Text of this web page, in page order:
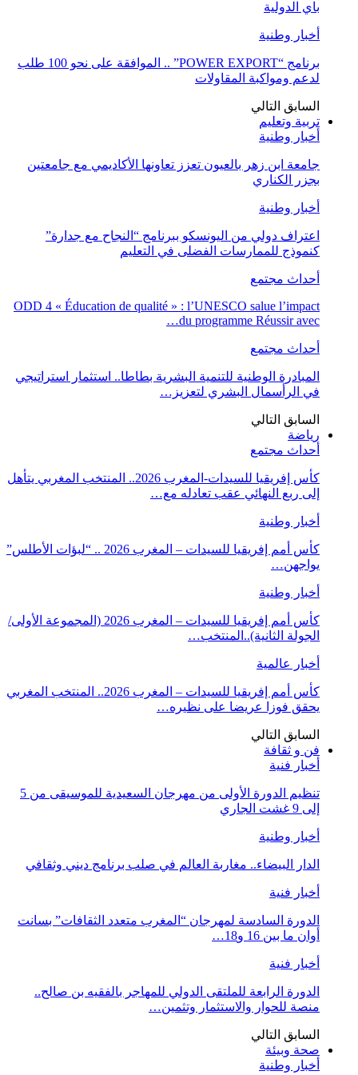
باي الدولية
أخبار وطنية
برنامج “POWER EXPORT” .. الموافقة على نحو 100 طلب
لدعم ومواكبة المقاولات
السابق التالي
تربية وتعليم
أخبار وطنية
جامعة ابن زهر بالعيون تعزز تعاونها الأكاديمي مع جامعتين
بجزر الكناري
أخبار وطنية
اعتراف دولي من اليونسكو ببرنامج “النجاح مع جدارة”
كنموذج للممارسات الفضلى في التعليم
أحداث مجتمع
ODD 4 « Éducation de qualité » : l’UNESCO salue l’impact
du programme Réussir avec…
أحداث مجتمع
المبادرة الوطنية للتنمية البشرية بطاطا.. استثمار استراتيجي
في الرأسمال البشري لتعزيز…
السابق التالي
رياضة
أحداث مجتمع
كأس إفريقيا للسيدات-المغرب 2026.. المنتخب المغربي يتأهل
إلى ربع النهائي عقب تعادله مع…
أخبار وطنية
كأس أمم إفريقيا للسيدات – المغرب 2026 .. “لبؤات الأطلس”
يواجهن…
أخبار وطنية
كأس أمم إفريقيا للسيدات – المغرب 2026 (المجموعة الأولى/
الجولة الثانية)..المنتخب…
أخبار عالمية
كأس أمم إفريقيا للسيدات – المغرب 2026.. المنتخب المغربي
يحقق فوزا عريضا على نظيره…
السابق التالي
فن و ثقافة
أخبار فنية
تنظيم الدورة الأولى من مهرجان السعيدية للموسيقى من 5
إلى 9 غشت الجاري
أخبار وطنية
الدار البيضاء.. مغاربة العالم في صلب برنامج ديني وثقافي
أخبار فنية
الدورة السادسة لمهرجان “المغرب متعدد الثقافات” بسانت
أوان ما بين 16 و18…
أخبار فنية
الدورة الرابعة للملتقى الدولي للمهاجر بالفقيه بن صالح..
منصة للحوار والاستثمار وتثمين…
السابق التالي
صحة وبيئة
أخبار وطنية